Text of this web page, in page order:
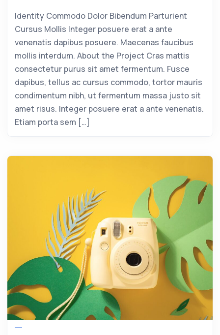
Identity Commodo Dolor Bibendum Parturient
Cursus Mollis Integer posuere erat a ante
venenatis dapibus posuere. Maecenas faucibus
mollis interdum. About the Project Cras mattis
consectetur purus sit amet fermentum. Fusce
dapibus, tellus ac cursus commodo, tortor mauris
condimentum nibh, ut fermentum massa justo sit
amet risus. Integer posuere erat a ante venenatis.
Etiam porta sem […]